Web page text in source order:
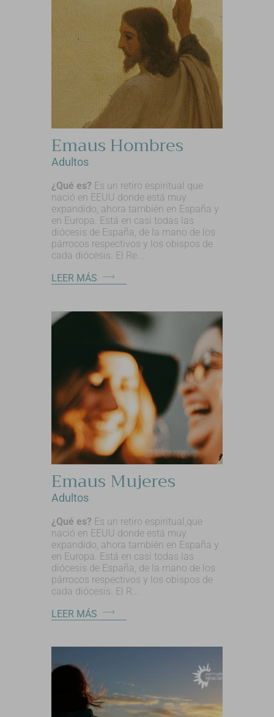
Emaus Hombres
Adultos
¿Qué es? Es un retiro espiritual que
nació en EEUU donde está muy
expandido, ahora también en España y
en Europa. Está en casi todas las
diócesis de España, de la mano de los
párrocos respectivos y los obispos de
cada diócesis. El Re...
LEER MÁS
Emaus Mujeres
Adultos
¿Qué es? Es un retiro espiritual,que
nació en EEUU donde está muy
expandido, ahora también en España y
en Europa. Está en casi todas las
diócesis de España, de la mano de los
párrocos respectivos y los obispos de
cada diócesis. El R...
LEER MÁS